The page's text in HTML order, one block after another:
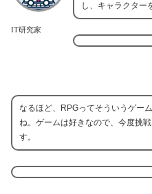
IT研究家
し、キャラクター
なるほど、RPGってそういうゲー
ね。ゲームは好きなので、今度挑戦
す。